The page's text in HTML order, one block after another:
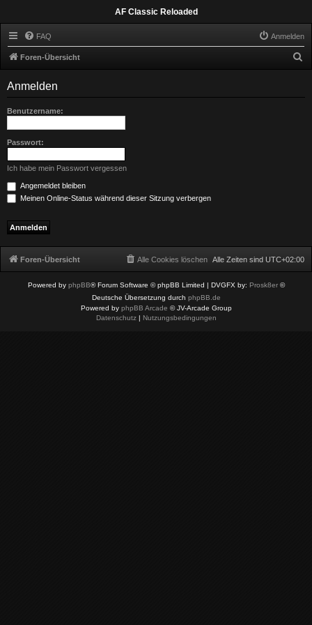
AF Classic Reloaded
FAQ Anmelden
Foren-Übersicht
Anmelden
Benutzername:
Passwort:
Ich habe mein Passwort vergessen
Angemeldet bleiben
Meinen Online-Status während dieser Sitzung verbergen
Foren-Übersicht Alle Zeiten sind UTC+02:00
Alle Cookies löschen
Powered by phpBB® Forum Software © phpBB Limited | DVGFX by: Prosk8er©
Deutsche Übersetzung durch phpBB.de
Powered by phpBB Arcade © JV-Arcade Group
Datenschutz| Nutzungsbedingungen